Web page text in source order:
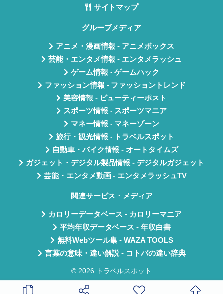
サイトマップ
グループメディア
アニメ・漫画情報 - アニメボックス
芸能・エンタメ情報 - エンタメラッシュ
ゲーム情報 - ゲームハック
ファッション情報 - ファッショントレンド
美容情報 - ビューティーポスト
スポーツ情報 - スポーツマニア
マネー情報 - マネーゾーン
旅行・観光情報 - トラベルスポット
自動車・バイク情報 - オートタイムズ
ガジェット・デジタル製品情報 - デジタルガジェット
芸能・エンタメ動画 - エンタメラッシュTV
関連サービス・メディア
カロリーデータベース - カロリーマニア
平均年収データベース - 年収白書
無料Webツール集 - WAZA TOOLS
言葉の意味・違い解説 - コトバの違い辞典
© 2026 トラベルスポット